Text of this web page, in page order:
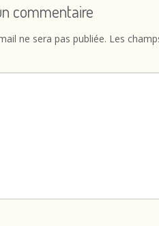
commentaire
ne sera pas publiée. Les